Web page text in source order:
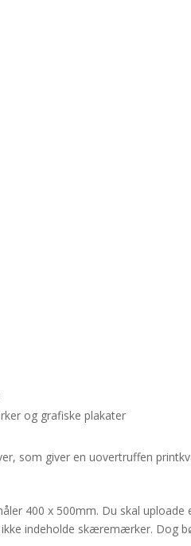
og grafiske plakater
som giver en uovertruffen
400 x 500mm. Du skal
indeholde skæremærker. Dog